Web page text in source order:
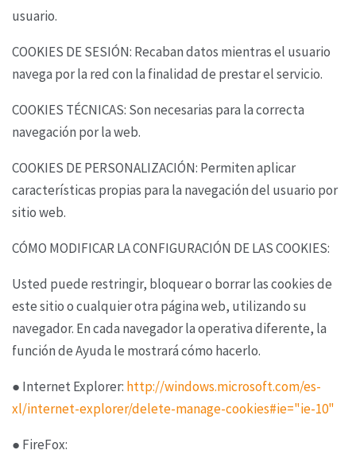
usuario.
COOKIES DE SESIÓN: Recaban datos mientras el usuario
navega por la red con la finalidad de prestar el servicio.
COOKIES TÉCNICAS: Son necesarias para la correcta
navegación por la web.
COOKIES DE PERSONALIZACIÓN: Permiten aplicar
características propias para la navegacióndel usuario por
sitio web.
CÓMO MODIFICAR LA CONFIGURACIÓN DE LAS COOKIES:
Usted puede restringir, bloquear o borrar las cookies de
este sitio o cualquier otra página web, utilizando su
navegador. En cada navegador la operativa diferente, la
función de Ayuda le mostrarácómo hacerlo.
● Internet Explorer: http://windows.microsoft.com/es-
xl/internet-explorer/delete-manage-cookies#ie="ie-10"
● FireFox: